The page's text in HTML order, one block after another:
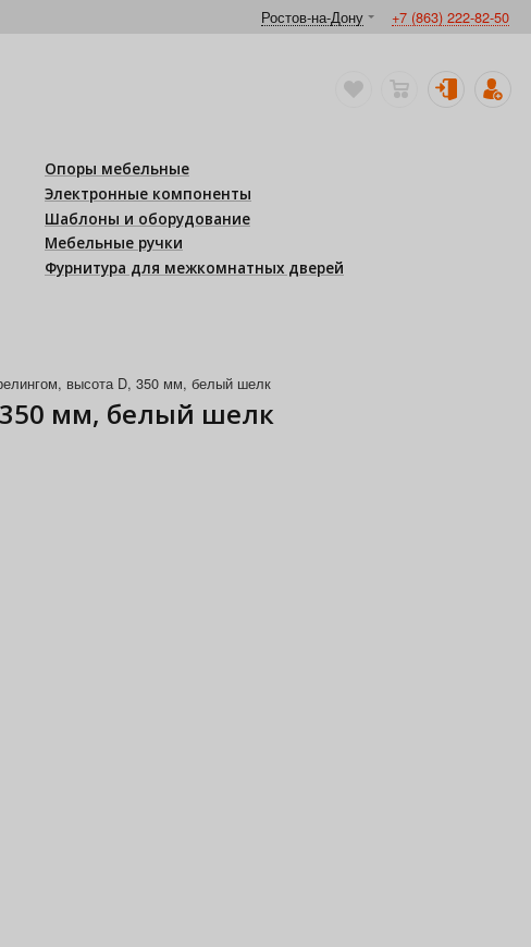
Ростов-на-Дону +7 (863) 222-82-50
Опоры мебельные
Электронные компоненты
Шаблоны и оборудование
Мебельные ручки
Фурнитура для межкомнатных дверей
высота D, 350 мм, белый шелк
350 мм, белый шелк